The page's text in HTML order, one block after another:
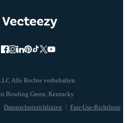
Alle Rechte vorbehalten
Datenschutzrichlinien Fair-Use-Richtlinie